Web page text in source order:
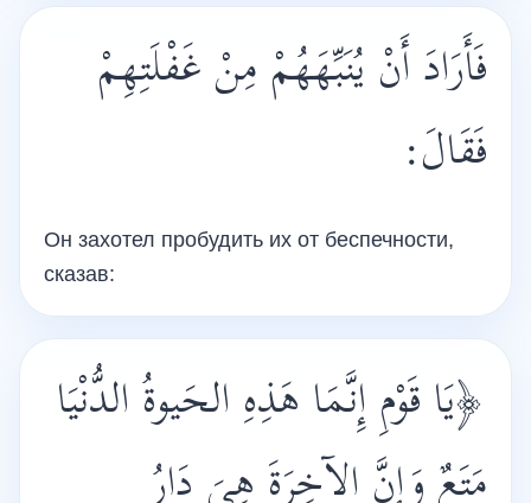
فَأَرَادَ أَنْ يُنَبِّهَهُمْ مِنْ غَفْلَتِهِمْ
فَقَالَ:
Он захотел пробудить их от беспечности,
сказав:
﴿يَا قَوْمِ إِنَّمَا هَذِهِ الحَيوةُ الدُّنْيَا
مَتَعٌ وَإِنَّ الآخِرَةَ هِيَ دَارُ